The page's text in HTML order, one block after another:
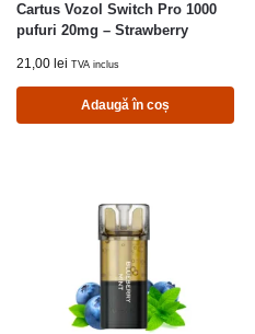
Cartus Vozol Switch Pro 1000
pufuri 20mg – Strawberry
21,00 lei TVA inclus
Adaugă în coș